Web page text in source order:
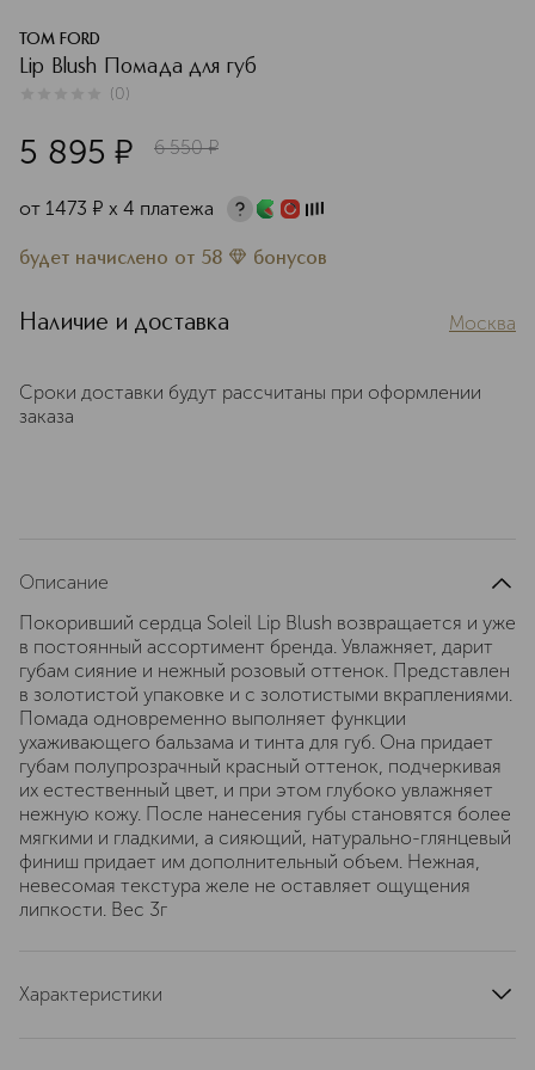
TOM FORD
Lip Blush Помада для губ
(0)
5 895 ¤ 6 550 ¤
от 1473 ¤ х 4 платежа
будет начислено от 58 бонусов
Наличие и доставка Москва
Сроки доставки будут рассчитаны при оформлении
заказа
Описание
Покоривший сердца Soleil Lip Blush возвращается и уже
в постоянный ассортимент бренда. Увлажняет, дарит
губам сияние и нежный розовый оттенок. Представлен
в золотистой упаковке и с золотистыми вкраплениями.
Помада одновременно выполняет функции
ухаживающего бальзама и тинта для губ. Она придает
губам полупрозрачный красный оттенок, подчеркивая
их естественный цвет, и при этом глубоко увлажняет
нежную кожу. После нанесения губы становятся более
мягкими и гладкими, а сияющий, натурально-глянцевый
финиш придает им дополнительный объем. Нежная,
невесомая текстура желе не оставляет ощущения
липкости. Вес 3г
Характеристики